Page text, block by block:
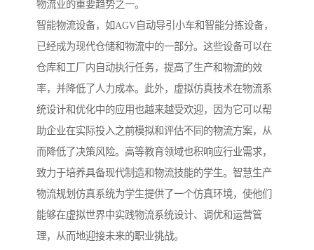
物流业的重要趋势之一。
智能物流设备，如AGV自动导引小车和智能分拣设备，
已经成为现代仓储和物流中的一部分。这些设备可以在
仓库和工厂内自动执行任务，提高了生产和物流的效
率，并降低了人力成本。此外，虚拟仿真技术在物流系
统设计和优化中的应用也越来越受欢迎，因为它可以帮
助企业在实际投入之前模拟和评估不同的物流方案，从
而降低了决策风险。高等教育领域也积响应行业需求，
致力于培养具备现代制造和物流技能的学生。智慧生产
物流规划仿真系统为学生提供了一个仿真环境，使他们
能够在虚拟世界中实践物流系统设计、调优和运营管
理，从而地迎接未来的职业挑战。